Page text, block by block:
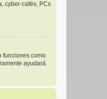
cyber-cafés, PCs
funciones como
ayudará.